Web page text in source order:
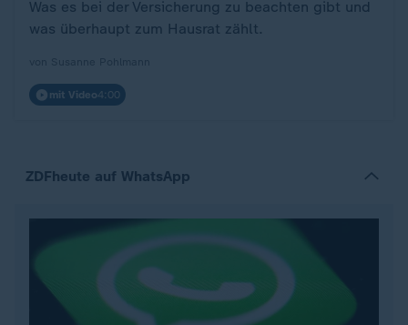
Was es bei der Versicherung zu beachten gibt und
was überhaupt zum Hausrat zählt.
mit Video4:00
ZDFheute auf WhatsApp